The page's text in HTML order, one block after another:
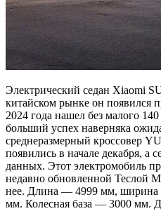
Электрический седан Xiaomi
китайском рынке он появился
2024 года нашел без малого
больший успех наверняка
среднеразмерный кроссовер
появились в начале декабря, а
данных. Этот электромобиль
недавно обновленной Теслой
нее. Длина — 4999 мм,
мм. Колесная база — 3000 мм.